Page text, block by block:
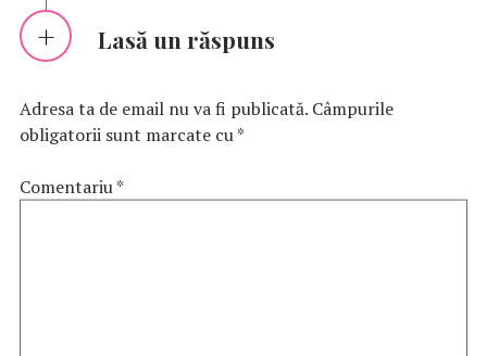
Lasă un răspuns
Adresa ta de email nu va fi publicată. Câmpurile
obligatorii sunt marcate cu*
Comentariu*